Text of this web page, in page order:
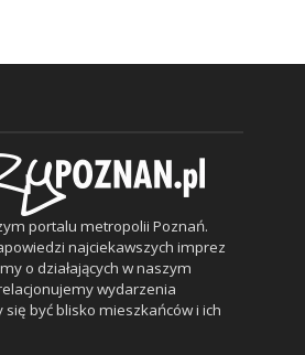
portalu metropolii Poznań.
najciekawszych imprez
o działających w naszym
wydarzenia
być blisko mieszkańców i ich